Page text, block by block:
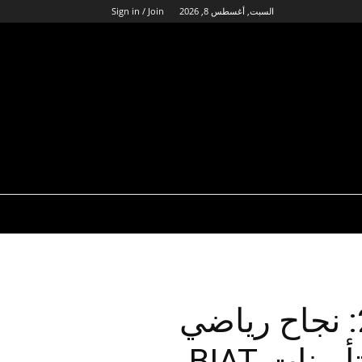
السبت, أغسطس 8, 2026 Sign in / Join
الترا ميراج الجريد 2024: نجاح رياضي